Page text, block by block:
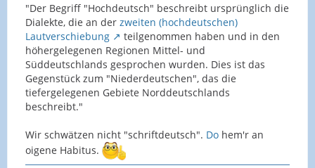
"Der Begriff "Hochdeutsch" beschreibt ursprünglich die
Dialekte, die an der zweiten (hochdeutschen)
Lautverschiebung
teilgenommen haben und in den
höhergelegenen Regionen Mittel- und
Süddeutschlands gesprochen wurden. Dies ist das
Gegenstück zum "Niederdeutschen", das die
tiefergelegenen Gebiete Norddeutschlands
beschreibt."
Wir schwätzen nicht "schriftdeutsch". Do hem'r an
oigene Habitus.